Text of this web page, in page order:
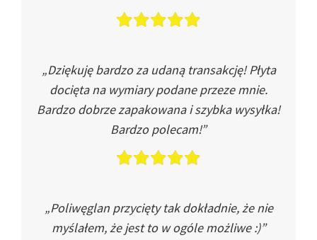
„Dziękuję bardzo za udaną transakcję! Płyta
docięta na wymiary podane przeze mnie.
Bardzo dobrze zapakowana i szybka wysyłka!
Bardzo polecam!”
„Poliwęglan przycięty tak dokładnie, że nie
myślałem, że jest to w ogóle możliwe :)”